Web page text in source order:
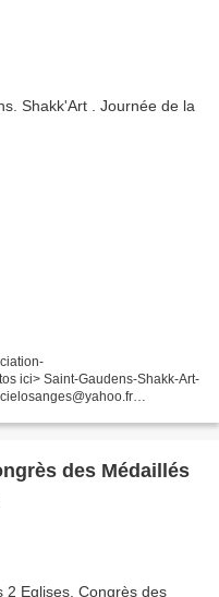
ici> Saint-Gaudens-Shakk-Art-
des Médaillés